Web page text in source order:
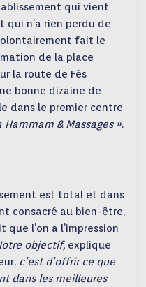
qui vient
qui n’a rien perdu de
fait le
de la place
la route de Fès
bonne dizaine de
dans le premier centre
Hammam & Massages ».
est total et dans
consacré au bien-être,
l’on a l’impression
objectif, explique
c’est d’offrir ce que
dans les meilleures